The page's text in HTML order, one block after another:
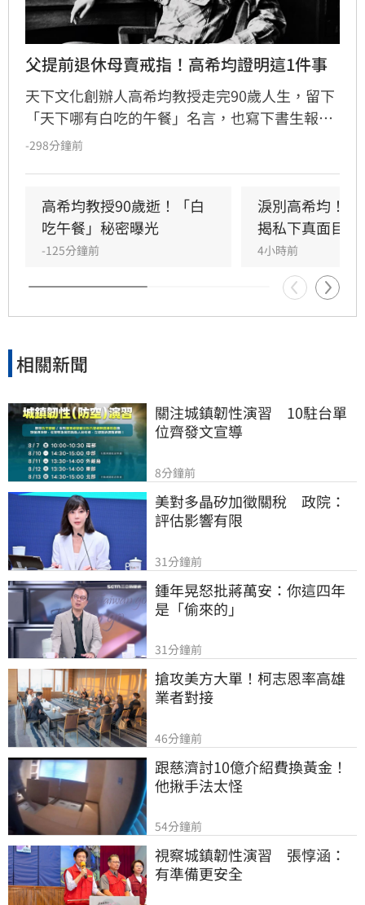
父提前退休母賣戒指！高希均證明這1件事
天下文化創辦人高希均教授走完90歲人生，留下
「天下哪有白吃的午餐」名言，也寫下書生報國
傳奇。13歲躲戰亂來台，一家七口擠在南港三坪
票」留學，改變一生。
-298分鐘前
高希均教授90歲逝！「白
吃午餐」秘密曝光
-125分鐘前
淚別高希均！
揭私下真面目
4小時前
相關新聞
關注城鎮韌性演習　10駐台單
位齊發文宣導
8分鐘前
美對多晶矽加徵關稅　政院：
評估影響有限
31分鐘前
鍾年晃怒批蔣萬安：你這四年
是「偷來的」
31分鐘前
搶攻美方大單！柯志恩率高雄
業者對接
46分鐘前
跟慈濟討10億介紹費換黃金！
他揪手法太怪
54分鐘前
視察城鎮韌性演習　張惇涵：
有準備更安全